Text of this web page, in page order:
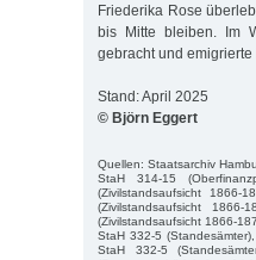
Friederika Rose
bis Mitte bleiben. Im
gebracht und
Stand: April 2025
© Björn Eggert
Quellen: Staatsarchiv
StaH 314-15
(Zivilstandsaufsicht 1866-
(Zivilstandsaufsicht
(Zivilstandsaufsicht 1866-
StaH 332-5
StaH 332-5